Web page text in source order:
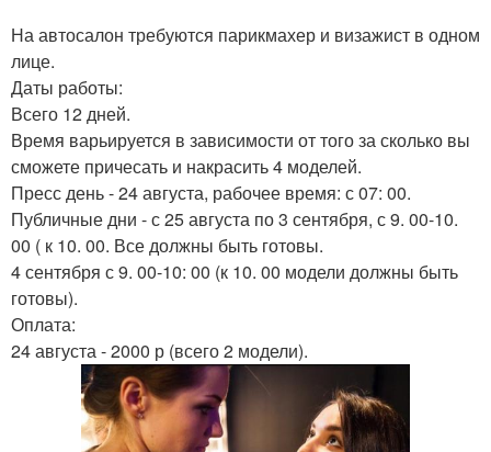
На автосалон требуются парикмахер и визажист в одном
лице.
Даты работы:
Всего 12 дней.
Время варьируется в зависимости от того за сколько вы
сможете причесать и накрасить 4 моделей.
Пресс день - 24 августа, рабочее время: с 07: 00.
Публичные дни - с 25 августа по 3 сентября, с 9. 00-10.
00 ( к 10. 00. Все должны быть готовы.
4 сентября с 9. 00-10: 00 (к 10. 00 модели должны быть
готовы).
Оплата:
24 августа - 2000 р (всего 2 модели).